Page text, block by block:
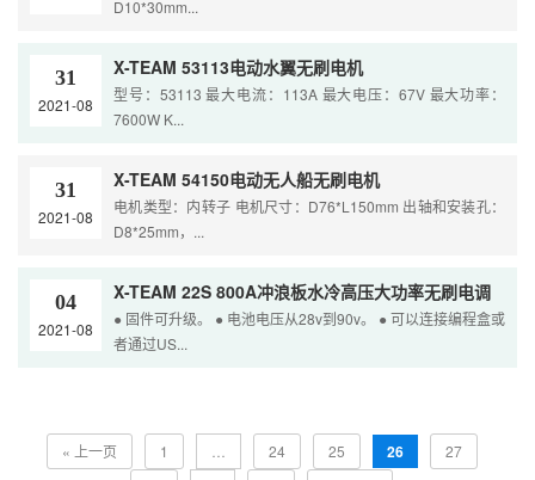
D10*30mm...
31
2021-08
X-TEAM 53113电动水翼无刷电机
型号：53113 最大电流：113A 最大电压：67V 最大功率：
7600W K...
31
2021-08
X-TEAM 54150电动无人船无刷电机
电机类型：内转子 电机尺寸：D76*L150mm 出轴和安装孔：
D8*25mm，...
04
2021-08
X-TEAM 22S 800A冲浪板水冷高压大功率无刷电调
● 固件可升级。 ● 电池电压从28v到90v。 ● 可以连接编程盒或
者通过US...
« 上一页 1 24 25 26
27